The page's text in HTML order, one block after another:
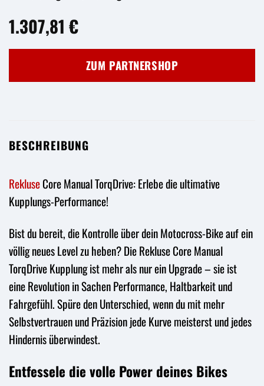
1.307,81 €
ZUM PARTNERSHOP
BESCHREIBUNG
RekluseCore Manual TorqDrive: Erlebe die ultimative
Kupplungs-Performance!
Bist du bereit, die Kontrolle über dein Motocross-Bike auf ein
völlig neues Level zu heben? Die Rekluse Core Manual
TorqDrive Kupplung ist mehr als nur ein Upgrade – sie ist
eine Revolution in Sachen Performance, Haltbarkeit und
Fahrgefühl. Spüre den Unterschied, wenn du mit mehr
Selbstvertrauen und Präzision jede Kurve meisterst und jedes
Hindernis überwindest.
Entfessele die volle Power deines Bikes